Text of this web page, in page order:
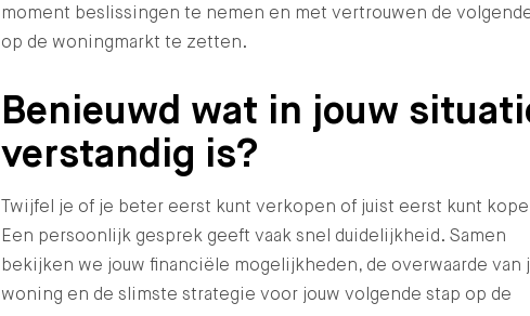
moment beslissingen te nemen en met vertrouwen de
op de woningmarkt te zetten.
Benieuwd wat in jouw
verstandig is?
Twijfel je of je beter eerst kunt verkopen of juist eerst kunt
Een persoonlijk gesprek geeft vaak snel duidelijkheid. Samen
bekijken we jouw financiële mogelijkheden, de overwaarde van
woning en de slimste strategie voor jouw volgende stap op de